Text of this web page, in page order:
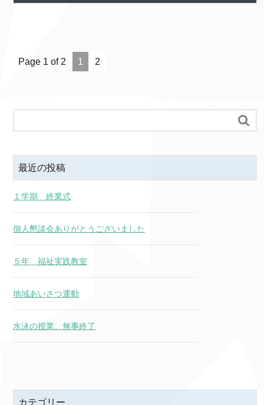
Page 1 of 2 1 2

最近の投稿
１学期 終業式
個人懇談会ありがとうございました
５年 福祉実践教室
地域あいさつ運動
水泳の授業、無事終了
カテゴリー